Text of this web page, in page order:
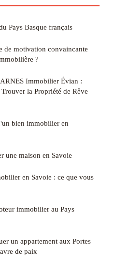
Pays Basque français
de motivation convaincante
?
Immobilier Évian :
la Propriété de Rêve
bien immobilier en
une maison en Savoie
en Savoie : ce que vous
immobilier au Pays
un appartement aux Portes
de paix